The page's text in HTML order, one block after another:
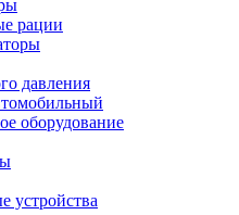
рации
давления
оборудование
устройства